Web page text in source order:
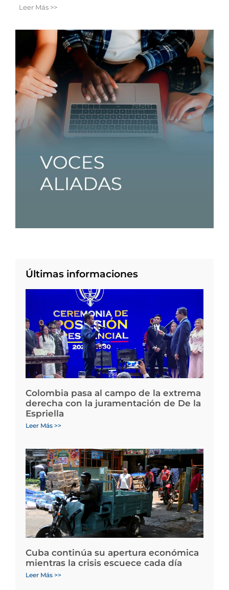
Leer Más >>
Últimas informaciones
Colombia pasa al campo de la extrema
derecha con la juramentación de De la
Espriella
Leer Más >>
Cuba continúa su apertura económica
mientras la crisis escuece cada día
Leer Más >>